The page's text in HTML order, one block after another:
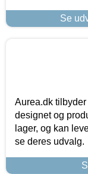
Se
Aurea.dk
designet og
lager, og kan
se deres udvalg.